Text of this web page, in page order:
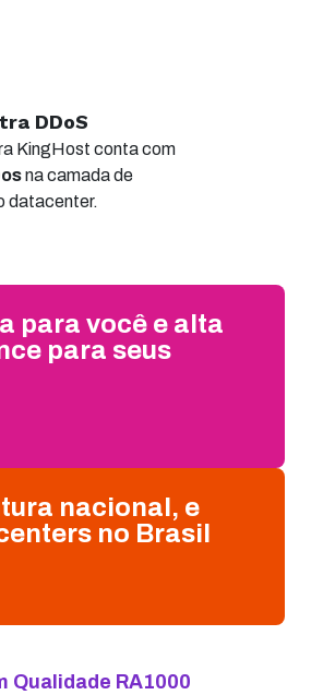
DDoS
KingHost conta com
na camada de
datacenter.
para você e alta
para seus
nacional, e
no Brasil
Qualidade RA1000